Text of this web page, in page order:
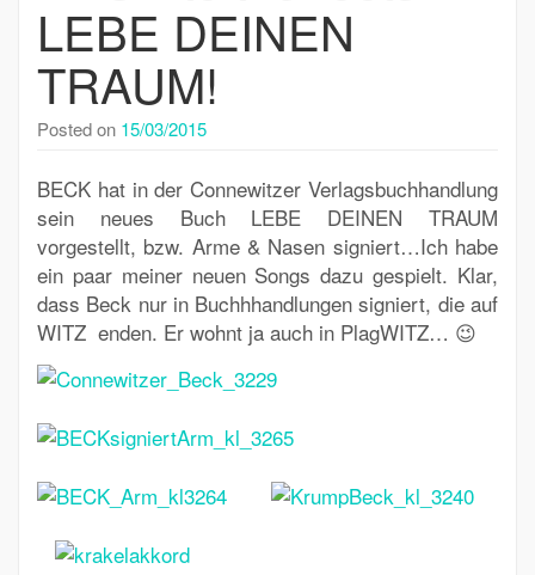
LEBE DEINEN
TRAUM!
Posted on 15/03/2015
BECK hat in der Connewitzer Verlagsbuchhandlung
sein neues Buch LEBE DEINEN TRAUM
vorgestellt, bzw. Arme & Nasen signiert…Ich habe
ein paar meiner neuen Songs dazu gespielt. Klar,
dass Beck nur in Buchhhandlungen signiert, die auf
WITZ enden. Er wohnt ja auch in PlagWITZ… 😉